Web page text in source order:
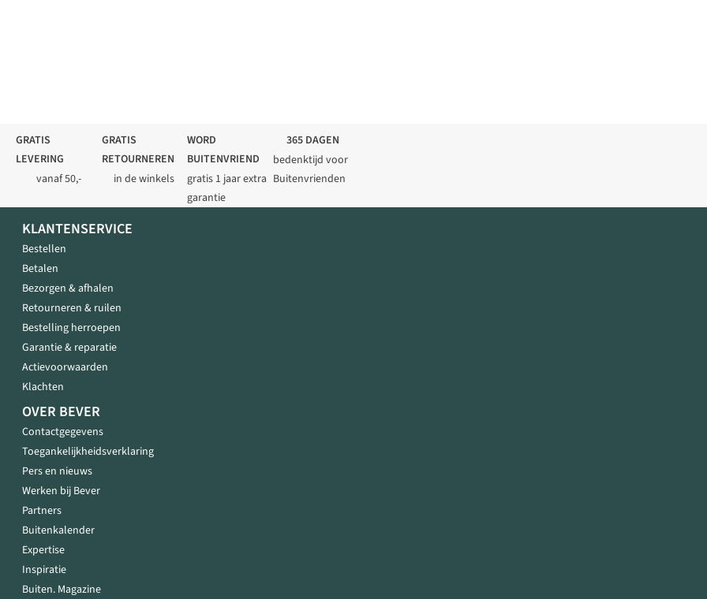
GRATIS
LEVERING
vanaf 50,-
GRATIS
RETOURNEREN
in de winkels
WORD
BUITENVRIEND
gratis 1 jaar extra
garantie
365 DAGEN
bedenktijd voor
Buitenvrienden
KLANTENSERVICE
Bestellen
Betalen
Bezorgen & afhalen
Retourneren & ruilen
Bestelling herroepen
Garantie & reparatie
Actievoorwaarden
Klachten
OVER BEVER
Contactgegevens
Toegankelijkheidsverklaring
Pers en nieuws
Werken bij Bever
Partners
Buitenkalender
Expertise
Inspiratie
Buiten. Magazine